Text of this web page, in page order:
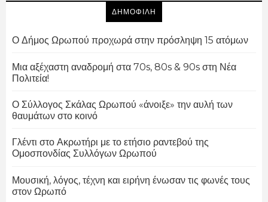
ΔΗΜΟΦΙΛΗ
Ο Δήμος Ωρωπού προχωρά στην πρόσληψη 15 ατόμων
Μια αξέχαστη αναδρομή στα 70s, 80s & 90s στη Νέα
Πολιτεία!
Ο Σύλλογος Σκάλας Ωρωπού «άνοιξε» την αυλή των
θαυμάτων στο κοινό
Γλέντι στο Ακρωτήρι με το ετήσιο ραντεβού της
Ομοσπονδίας Συλλόγων Ωρωπού
Μουσική, λόγος, τέχνη και ειρήνη ένωσαν τις φωνές τους
στον Ωρωπό